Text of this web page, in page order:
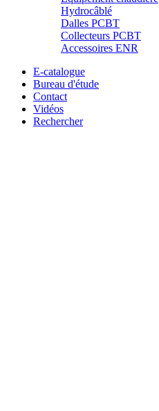
Hydrocâblé
Dalles PCBT
Collecteurs PCBT
Accessoires ENR
E-catalogue
Bureau d'étude
Contact
Vidéos
Rechercher